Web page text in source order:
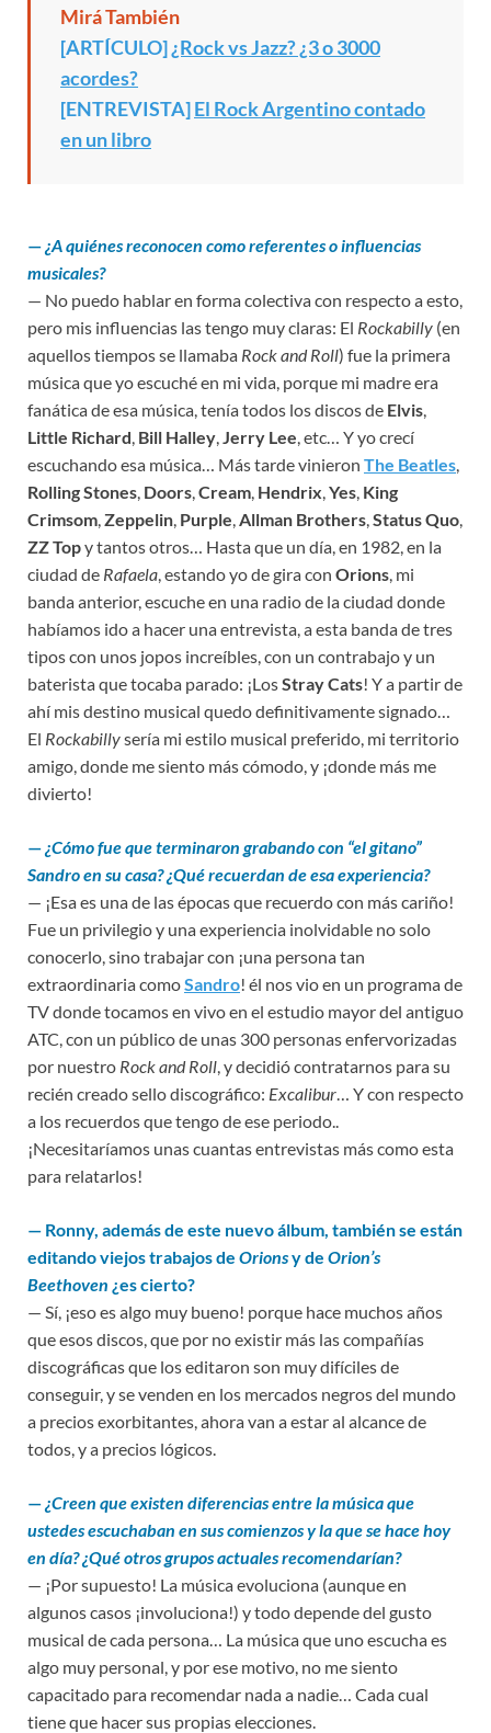
Mirá También
[ARTÍCULO]¿Rock vs Jazz? ¿3 o 3000
acordes?
[ENTREVISTA]El Rock Argentino contado
en un libro
—¿A quiénes reconocen como referentes o influencias
musicales?
— No puedo hablar en forma colectiva con respecto a esto,
pero mis influencias las tengo muy claras: El Rockabilly (en
aquellos tiempos se llamaba Rock and Roll) fue la primera
música que yo escuché en mi vida, porque mi madre era
fanática de esa música, tenía todos los discos de Elvis,
Little Richard, Bill Halley,Jerry Lee, etc… Y yo crecí
escuchando esa música… Más tarde vinieron The Beatles,
Rolling Stones, Doors,Cream, Hendrix,Yes, King
Crimsom,Zeppelin, Purple,Allman Brothers,Status Quo,
ZZ Topy tantos otros… Hasta que un día, en 1982, en la
ciudad de Rafaela, estando yo de gira con Orions, mi
banda anterior, escuche en una radio de la ciudad donde
habíamos ido a hacer una entrevista, a esta banda de tres
tipos con unos jopos increíbles, con un contrabajo y un
baterista que tocaba parado: ¡LosStray Cats! Y a partir de
ahí mis destino musical quedo definitivamente signado…
El Rockabillysería mi estilo musical preferido, mi territorio
amigo, donde me siento más cómodo, y ¡donde más me
divierto!
—¿Cómo fue que terminaron grabando con “el gitano”
Sandro en su casa? ¿Qué recuerdan de esa experiencia?
— ¡Esa es una de las épocas que recuerdo con más cariño!
Fue un privilegio y una experiencia inolvidable no solo
conocerlo, sino trabajar con ¡una persona tan
extraordinaria comoSandro! él nos vio en un programa de
TV donde tocamos en vivo en el estudio mayor del antiguo
ATC, con un público de unas 300 personas enfervorizadas
por nuestro Rock and Roll, y decidió contratarnos para su
recién creado sello discográfico: Excalibur… Y con respecto
a los recuerdos que tengo de ese periodo..
¡Necesitaríamos unas cuantas entrevistas más como esta
para relatarlos!
— Ronny, además de este nuevo álbum, también se están
editando viejos trabajos de Orionsy de Orion’s
Beethoven ¿es cierto?
— Sí, ¡eso es algo muy bueno! porque hace muchos años
que esos discos, que por no existir más las compañías
discográficas que los editaron son muy difíciles de
conseguir, y se venden en los mercados negros del mundo
a precios exorbitantes, ahora van a estar al alcance de
todos, y a precios lógicos.
—¿Creen que existen diferencias entre la música que
ustedes escuchaban en sus comienzos y la que se hace hoy
en día? ¿Qué otros grupos actuales recomendarían?
— ¡Por supuesto! La música evoluciona (aunque en
algunos casos ¡involuciona!) y todo depende del gusto
musical de cada persona… La música que uno escucha es
algo muy personal, y por ese motivo, no me siento
capacitado para recomendar nada a nadie… Cada cual
tiene que hacer sus propias elecciones.